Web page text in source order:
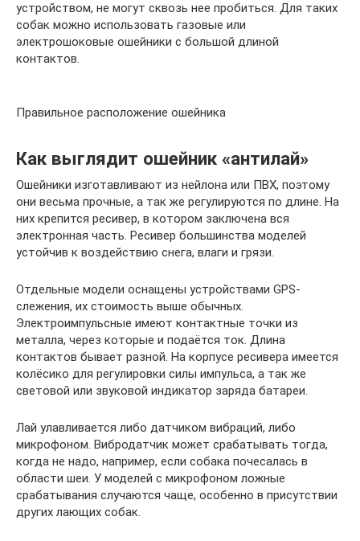
устройством, не могут сквозь нее пробиться. Для таких
собак можно использовать газовые или
электрошоковые ошейники с большой длиной
контактов.
Правильное расположение ошейника
Как выглядит ошейник «антилай»
Ошейники изготавливают из нейлона или ПВХ, поэтому
они весьма прочные, а так же регулируются по длине. На
них крепится ресивер, в котором заключена вся
электронная часть. Ресивер большинства моделей
устойчив к воздействию снега, влаги и грязи.
Отдельные модели оснащены устройствами GPS-
слежения, их стоимость выше обычных.
Электроимпульсные имеют контактные точки из
металла, через которые и подаётся ток. Длина
контактов бывает разной. На корпусе ресивера имеется
колёсико для регулировки силы импульса, а так же
световой или звуковой индикатор заряда батареи.
Лай улавливается либо датчиком вибраций, либо
микрофоном. Вибродатчик может срабатывать тогда,
когда не надо, например, если собака почесалась в
области шеи. У моделей с микрофоном ложные
срабатывания случаются чаще, особенно в присутствии
других лающих собак.